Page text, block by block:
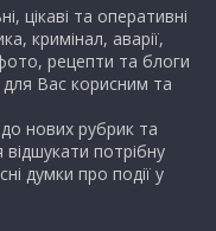
цікаві та оперативні
кримінал, аварії,
рецепти та блоги
Вас корисним та
нових рубрик та
потрібну
думки про події у